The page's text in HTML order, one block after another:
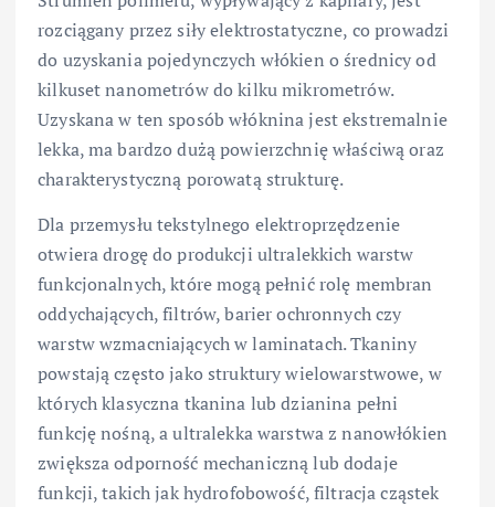
rozciągany przez siły elektrostatyczne, co prowadzi
do uzyskania pojedynczych włókien o średnicy od
kilkuset nanometrów do kilku mikrometrów.
Uzyskana w ten sposób włóknina jest ekstremalnie
lekka, ma bardzo dużą powierzchnię właściwą oraz
charakterystyczną porowatą strukturę.
Dla przemysłu tekstylnego elektroprzędzenie
otwiera drogę do produkcji ultralekkich warstw
funkcjonalnych, które mogą pełnić rolę membran
oddychających, filtrów, barier ochronnych czy
warstw wzmacniających w laminatach. Tkaniny
powstają często jako struktury wielowarstwowe, w
których klasyczna tkanina lub dzianina pełni
funkcję nośną, a ultralekka warstwa z nanowłókien
zwiększa odporność mechaniczną lub dodaje
funkcji, takich jak hydrofobowość, filtracja cząstek